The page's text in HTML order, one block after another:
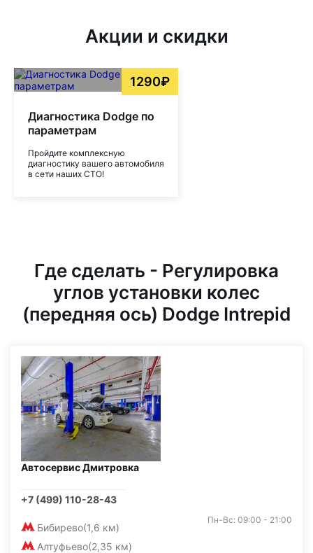
Акции и скидки
1290₽
Диагностика Dodge по
параметрам
Пройдите комплексную
диагностику вашего автомобиля
в сети наших СТО!
Где сделать - Регулировка
углов установки колес
(передняя ось) Dodge Intrepid
Автосервис Дмитровка
+7 (499) 110-28-43
Бибирево(1,6 км)
Алтуфьево(2,35 км)
Пн-Вс: 09:00 - 21:00